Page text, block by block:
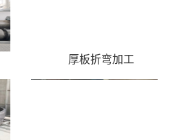
厚板折弯加工